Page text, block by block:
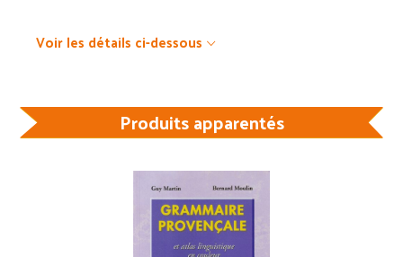
Voir les détails ci-dessous
Produits apparentés